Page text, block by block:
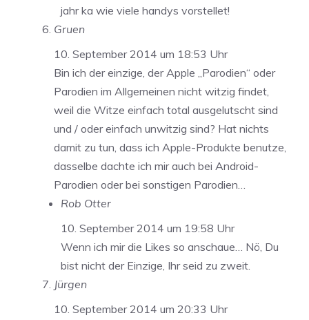
jahr ka wie viele handys vorstellet!
Gruen
10. September 2014 um 18:53 Uhr
Bin ich der einzige, der Apple „Parodien“ oder
Parodien im Allgemeinen nicht witzig findet,
weil die Witze einfach total ausgelutscht sind
und / oder einfach unwitzig sind? Hat nichts
damit zu tun, dass ich Apple-Produkte benutze,
dasselbe dachte ich mir auch bei Android-
Parodien oder bei sonstigen Parodien…
Rob Otter
10. September 2014 um 19:58 Uhr
Wenn ich mir die Likes so anschaue… Nö, Du
bist nicht der Einzige, Ihr seid zu zweit.
Jürgen
10. September 2014 um 20:33 Uhr